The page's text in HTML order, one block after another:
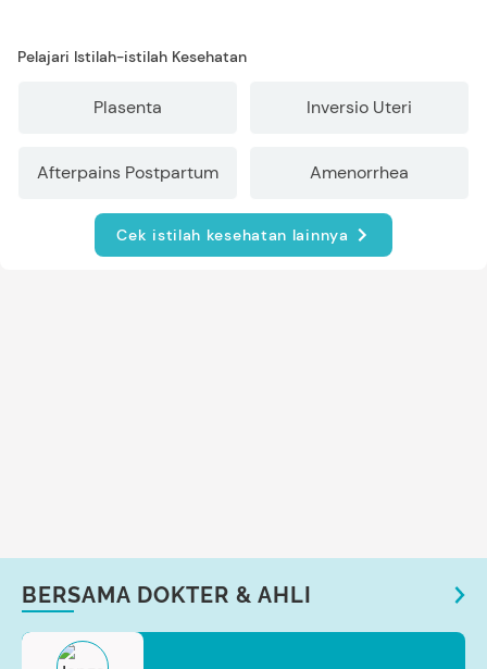
Pelajari Istilah-istilah Kesehatan
Plasenta Inversio Uteri
Afterpains Postpartum Amenorrhea
Cek istilah kesehatan lainnya
BERSAMA DOKTER & AHLI